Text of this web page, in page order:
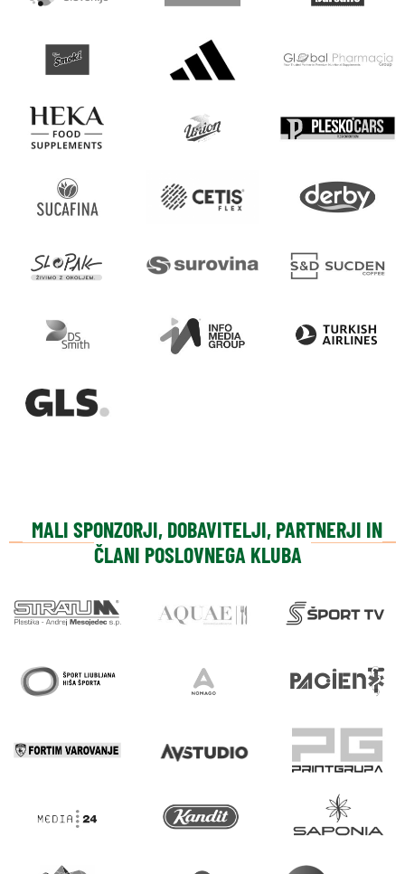
MALI SPONZORJI, DOBAVITELJI, PARTNERJI IN
ČLANI POSLOVNEGA KLUBA